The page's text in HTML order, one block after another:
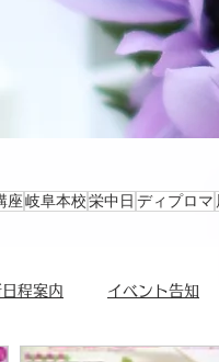
座岐阜本校栄中日 ディプロマ
程案内 イベント告知